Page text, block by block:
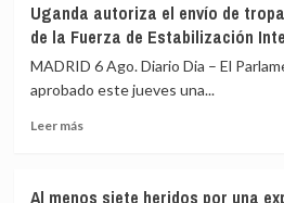
el
aeropuerto
de
Leipzig
un
exgobernador
de
Guerrero
el
Uganda autoriza el envío de
de la Fuerza de Estabilización
MADRID 6 Ago. Diario Dia – El
aprobado este jueves una...
Leer másLeer
Al menos siete heridos por una